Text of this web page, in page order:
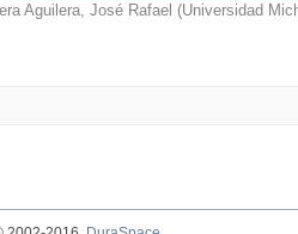
Aguilera, José Rafael (Universidad